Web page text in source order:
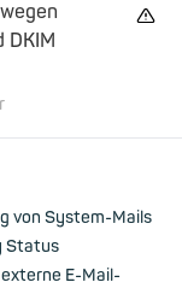
DKIM
von System-Mails
Status
E-Mail-